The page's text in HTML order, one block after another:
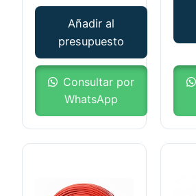
Añadir al
presupuesto
Consultar por
WhatsApp